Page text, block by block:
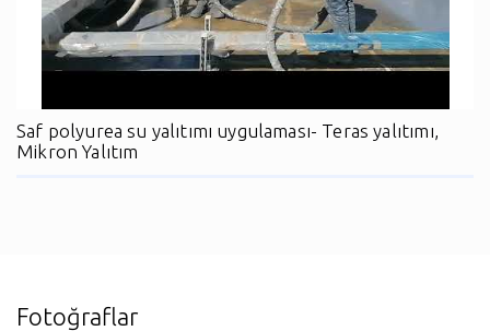
Saf polyurea su yalıtımı uygulaması- Teras yalıtımı,
Mikron Yalıtım
Fotoğraflar